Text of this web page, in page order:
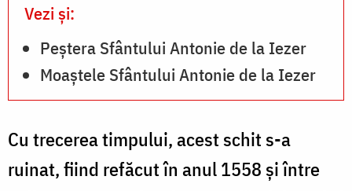
Vezi și:
Peștera Sfântului Antonie de la Iezer
Moaștele Sfântului Antonie de la Iezer
Cu trecerea timpului, acest schit s-a
ruinat, fiind refăcut în anul 1558 și între